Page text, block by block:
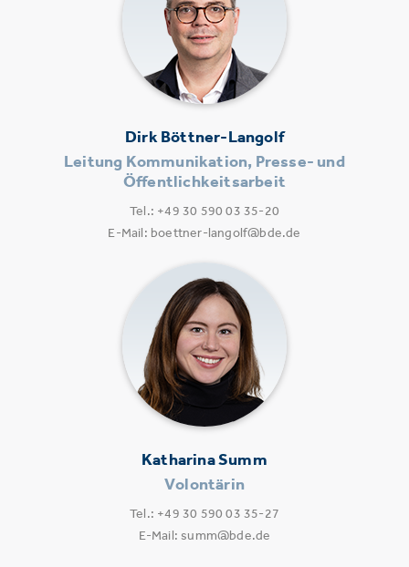
Dirk Böttner-Langolf
Leitung Kommunikation, Presse- und
Öffentlichkeitsarbeit
Tel.: +49 30 590 03 35-20
E-Mail: boettner-langolf@bde.de
Katharina Summ
Volontärin
Tel.: +49 30 590 03 35-27
E-Mail: summ@bde.de